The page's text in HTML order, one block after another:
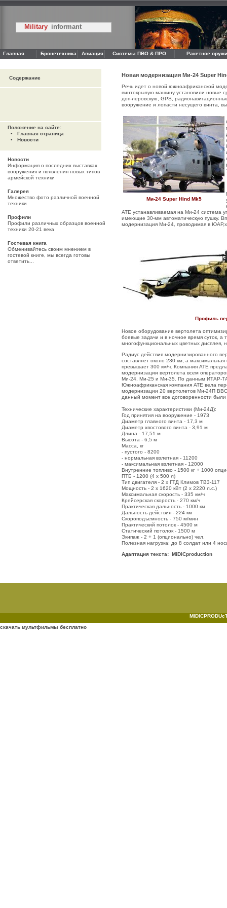
Military informant
Главная Бронетехника Авиация Системы ПВО & ПРО Ракетное
Содержание
Положение на сайте:
• Главная страница
• Новости
Новости
Информация о последних выставках
вооружения и появления новых типов
армейской техники
Галерея
Множество фото различной военной
техники
Профили
Профили различных образцов военной
техники 20-21 века
Гостевая книга
Обменивайтесь своим мнением в
гостевой книге, мы всегда готовы
ответить...
Новая модернизация Ми-24 Super
Речь идет о новой южноафриканской
винтокрылую машину установили новые
доп-леровскую, GPS,
вооружение и лопасти несущего винта,
Ми-24 Super Hind Mk5
ATE устанавливаемая на Ми-24 система
имеющие 30-мм автоматическую пушку.
модернизация Ми-24, проводимая в
Профиль
Новое оборудование вертолета
боевые задачи и в ночное время суток, а
многофункциональных цветных дисплея,
Радиус действия модернизированного
составляет около 230 км, а максимальная
превышает 300 км/ч. Компания ATE
модернизации вертолета всем
Ми-24, Ми-25 и Ми-35. По данным ИТАР-
Южноафриканская компания ATE вела
модернизации 20 вертолетов Ми-24П
данный момент все договоренности
Технические характеристики (Ми-24Д):
Год принятия на вооружение - 1973
Диаметр главного винта - 17,3 м
Диаметр хвостового винта - 3,91 м
Длина - 17,51 м
Высота - 6,5 м
Масса, кг
- пустого - 8200
- нормальная взлетная - 11200
- максимальная взлетная - 12000
Внутренние топливо - 1500 кг + 1000
ПТБ - 1200 (4 х 500 л)
Тип двигателя - 2 х ГТД Климов ТВ3-117
Мощность - 2 х 1620 кВт (2 х 2220 л.с.)
Максимальная скорость - 335 км/ч
Крейсерская скорость - 270 км/ч
Практическая дальность - 1000 км
Дальность действия - 224 км
Скороподъемность - 750 м/мин
Практический потолок - 4500 м
Статический потолок - 1500 м
Экипаж - 2 + 1 (опционально) чел.
Полезная нагрузка: до 8 солдат или 4
Адаптация текста: MiDiCproduction
скачать мультфильмы бесплатно